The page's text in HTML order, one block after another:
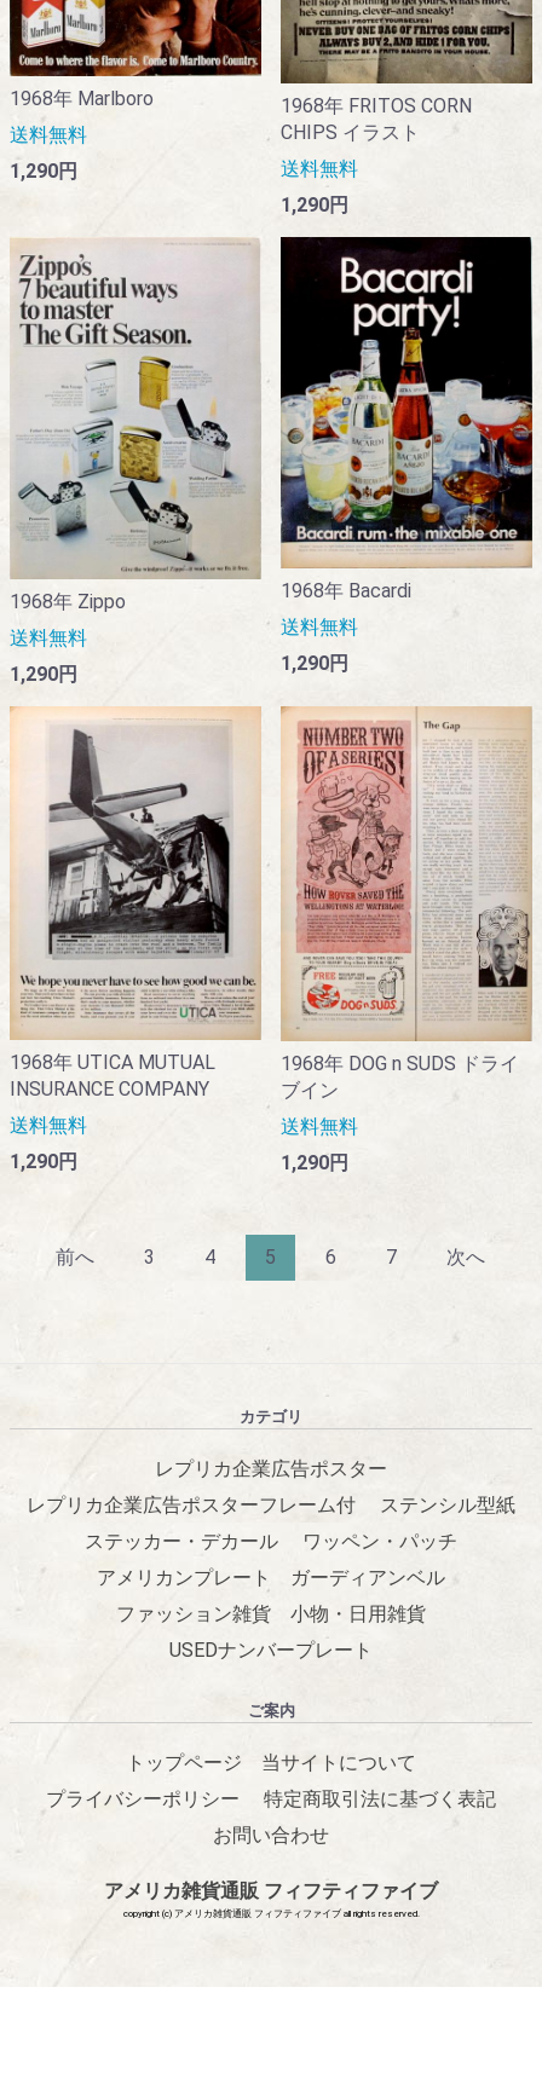
1968年 Marlboro
送料無料
1,290円
1968年 FRITOS CORN
CHIPS イラスト
送料無料
1,290円
1968年 Zippo
送料無料
1,290円
1968年 Bacardi
送料無料
1,290円
1968年 UTICA MUTUAL
INSURANCE COMPANY
送料無料
1,290円
1968年 DOG n SUDS ドライ
ブイン
送料無料
1,290円
前へ 3 4 5 6 7 次へ
カテゴリ
レプリカ企業広告ポスター
レプリカ企業広告ポスターフレーム付
ステンシル型紙
ステッカー・デカール
ワッペン・パッチ
アメリカンプレート
ガーディアンベル
ファッション雑貨
小物・日用雑貨
USEDナンバープレート
ご案内
トップページ
当サイトについて
プライバシーポリシー
特定商取引法に基づく表記
お問い合わせ
アメリカ雑貨通販 フィフティファイブ
copyright (c) アメリカ雑貨通販 フィフティファイブ all rights reserved.